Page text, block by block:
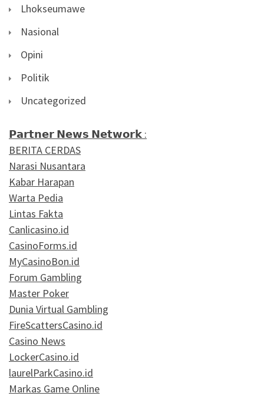
Lhokseumawe
Nasional
Opini
Politik
Uncategorized
𝗣𝗮𝗿𝘁𝗻𝗲𝗿 𝗡𝗲𝘄𝘀 𝗡𝗲𝘁𝘄𝗼𝗿𝗸 :
BERITA CERDAS
Narasi Nusantara
Kabar Harapan
Warta Pedia
Lintas Fakta
Canlicasino.id
CasinoForms.id
MyCasinoBon.id
Forum Gambling
Master Poker
Dunia Virtual Gambling
FireScattersCasino.id
Casino News
LockerCasino.id
laurelParkCasino.id
Markas Game Online